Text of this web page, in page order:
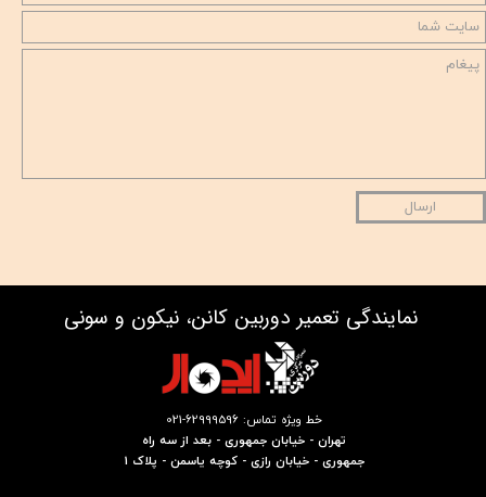
ارسال
نمایندگی تعمیر دوربین کانن، نیکون و سونی
خط ویژه تماس: 62999596-021
تهران - خیابان جمهوری - بعد از سه راه
جمهوری - خیابان رازی - کوچه یاسمن - پلاک 1